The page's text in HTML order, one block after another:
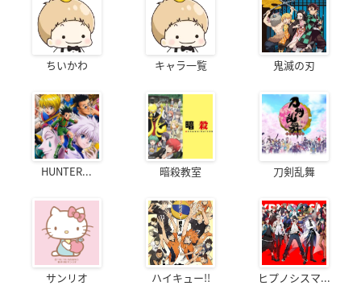
ちいかわ キャラ一覧 鬼滅の刃
HUNTER... 暗殺教室 刀剣乱舞
サンリオ ハイキュー!! ヒプノシスマ...